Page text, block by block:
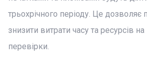
трьохрічного періоду. Це дозволяє
знизити витрати часу та ресурсів на
перевірки.